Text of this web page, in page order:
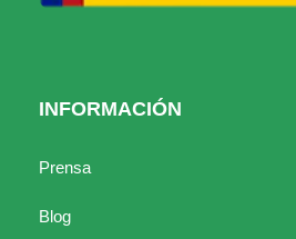
INFORMACIÓN
Prensa
Blog